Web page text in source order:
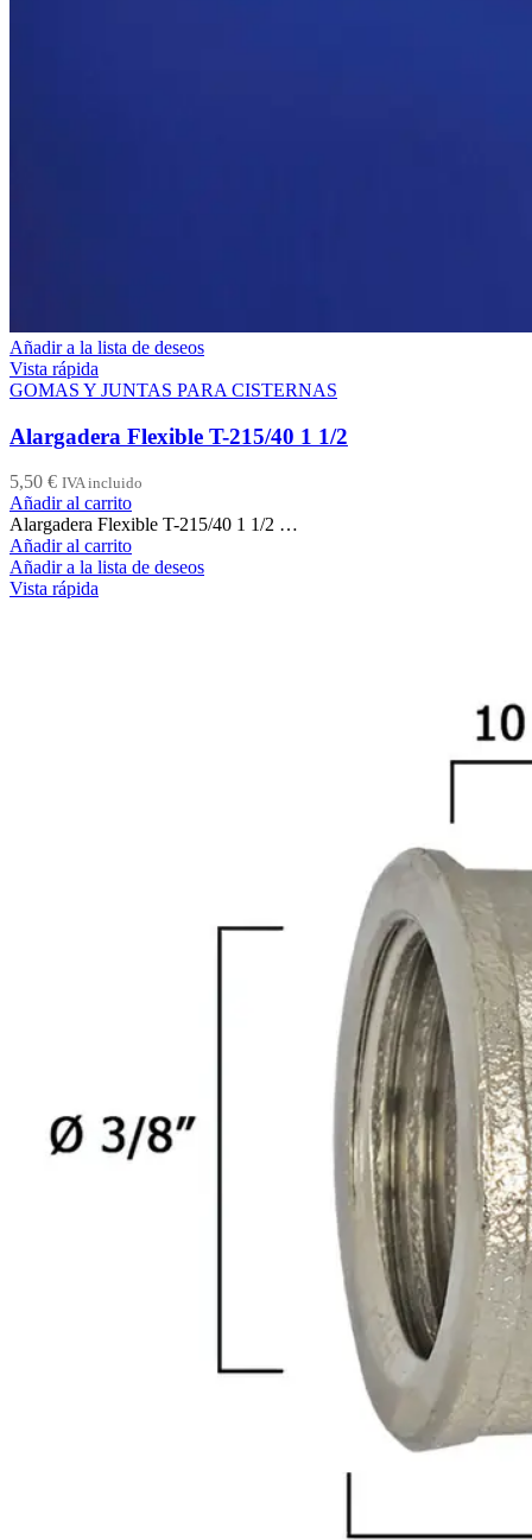
Añadir a la lista de deseos
Vista rápida
GOMAS Y JUNTAS PARA CISTERNAS
Alargadera Flexible T-215/40 1 1/2
5,50 € IVA incluido
Añadir al carrito
Alargadera Flexible T-215/40 1 1/2 …
Añadir al carrito
Añadir a la lista de deseos
Vista rápida